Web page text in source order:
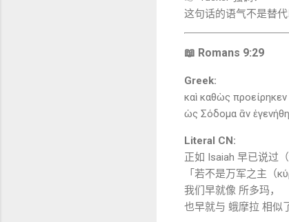
这句话的语气不是替
📖 Romans 9:29
Greek:
καὶ καθὼς
ὡς Σόδομα ἂν
Literal CN:
正如 Isaiah 早已说过（
「若不是万军之主（
我们早就像 所多玛，
也早就与 蛾摩拉 相似